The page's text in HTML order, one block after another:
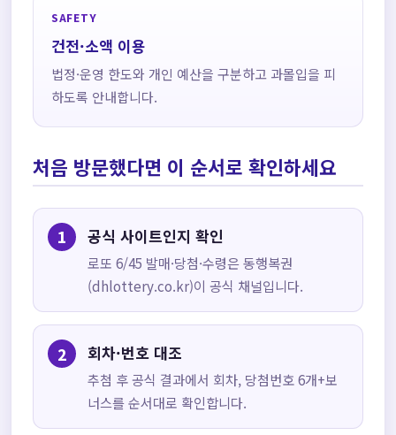
SAFETY
건전·소액 이용
법정·운영 한도와 개인 예산을 구분하고 과몰입을 피
하도록 안내합니다.
처음 방문했다면 이 순서로 확인하세요
공식 사이트인지 확인
로또 6/45 발매·당첨·수령은 동행복권
(dhlottery.co.kr)이 공식 채널입니다.
회차·번호 대조
추첨 후 공식 결과에서 회차, 당첨번호 6개+보
너스를 순서대로 확인합니다.